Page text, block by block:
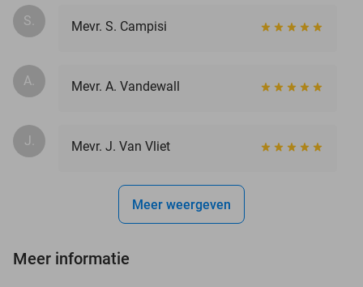
S. Mevr. S. Campisi
A. Mevr. A. Vandewall
J. Mevr. J. Van Vliet
Meer weergeven
Meer informatie